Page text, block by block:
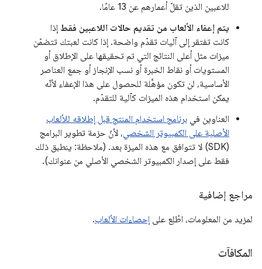
للاعبين الذين تقلّ أعمارهم عن 13 عامًا.
يتم إعفاء الألعاب من تقديم حالات اللاعبين فقط إذا
كانت تفتقر إلى آليات تقدّم واضحة. إذا كانت لعبتك تتضمّن
ميزات مثل أعلى النتائج التي تم تحقيقها على الإطلاق أو
المستويات أو نقاط الخبرة أو نسب الإنجاز أو جمع العناصر
الأساسية، لن تكون مؤهَّلة للحصول على هذا الإعفاء لأنّه
يمكن استخدام هذه الميزات كآلية للتقدّم.
العناوين في برنامج استخدام المنتج قبل إطلاقه للألعاب
الأصلية على الكمبيوتر الشخصي، لأنّ حزمة تطوير البرامج
(SDK) لا تتوافق مع هذه الميزة بعد. (ملاحظة: ينطبق ذلك
فقط على إصدار الكمبيوتر الشخصي الأصلي من عنوانك).
مراجع إضافية
لمزيد من المعلومات، اطّلِع على إحصاءات الألعاب.
المكافآت